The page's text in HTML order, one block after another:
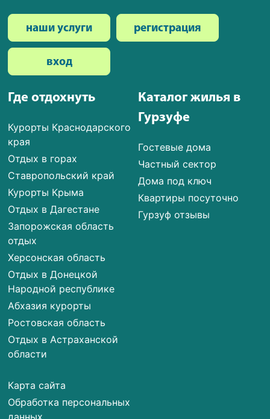
Где отдохнуть
Курорты Краснодарского
края
Отдых в горах
Ставропольский край
Курорты Крыма
Отдых в Дагестане
Запорожская область
отдых
Херсонская область
Отдых в Донецкой
Народной республике
Абхазия курорты
Ростовская область
Отдых в Астраханской
области
Карта сайта
Обработка персональных
данных
Каталог жилья в
Гурзуфе
Гостевые дома
Частный сектор
Дома под ключ
Квартиры посуточно
Гурзуф отзывы
наши услуги регистрация
вход